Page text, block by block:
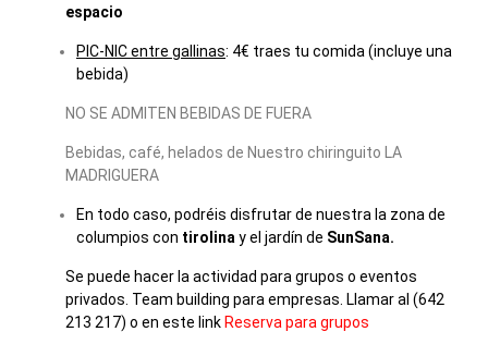
espacio
PIC-NIC entre gallinas: 4€ traes tu comida (incluye una
bebida)
NO SE ADMITEN BEBIDAS DE FUERA
Bebidas, café, helados de Nuestro chiringuito LA
MADRIGUERA
En todo caso, podréis disfrutar de nuestra la zona de
columpios con tirolina y el jardín de SunSana.
Se puede hacer la actividad para grupos o eventos
privados. Team building para empresas. Llamar al (642
213 217) o en este link Reserva para grupos